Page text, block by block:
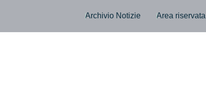
Archivio Notizie Area riservata